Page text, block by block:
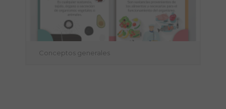
Conceptos generales